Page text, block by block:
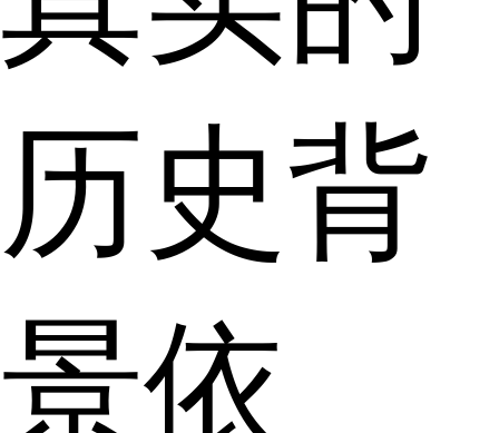
历史背
景依